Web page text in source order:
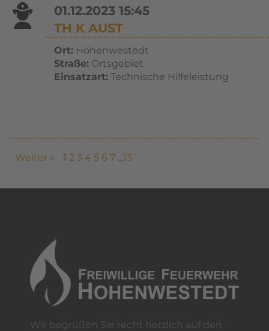
01.12.2023 15:45
TH K AUST
Ort:Hohenwestedt
Straße:Ortsgebiet
Einsatzart:Technische Hilfeleistung
Weiter » 1 2 3 4 5 6 7 ...13
Wir begrüßen Sie recht herzlich auf den